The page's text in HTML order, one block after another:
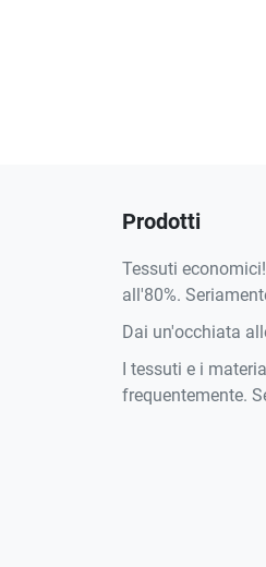
Prodotti
Tessuti
all'80%.
Dai un'occhiata
I tessuti e i
frequentemente.